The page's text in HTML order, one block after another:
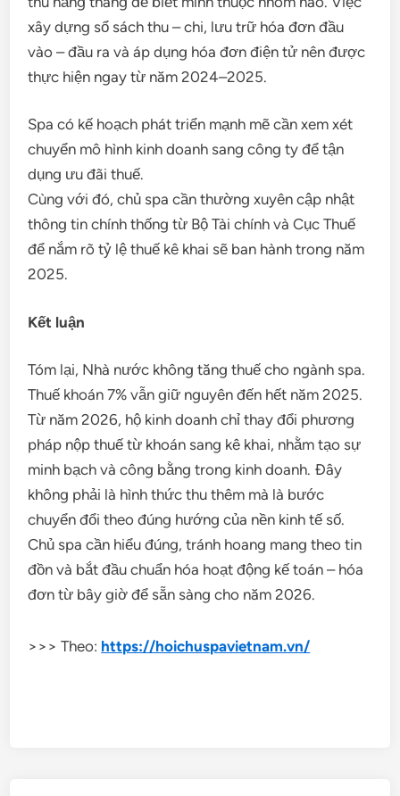
xây dựng sổ sách thu – chi, lưu trữ hóa đơn đầu
vào – đầu ra và áp dụng hóa đơn điện tử nên được
thực hiện ngay từ năm 2024–2025.
Spa có kế hoạch phát triển mạnh mẽ cần xem xét
chuyển mô hình kinh doanh sang công ty để tận
dụng ưu đãi thuế.
Cùng với đó, chủ spa cần thường xuyên cập nhật
thông tin chính thống từ Bộ Tài chính và Cục Thuế
để nắm rõ tỷ lệ thuế kê khai sẽ ban hành trong năm
2025.
Kết luận
Tóm lại, Nhà nước không tăng thuế cho ngành spa.
Thuế khoán 7% vẫn giữ nguyên đến hết năm 2025.
Từ năm 2026, hộ kinh doanh chỉ thay đổi phương
pháp nộp thuế từ khoán sang kê khai, nhằm tạo sự
minh bạch và công bằng trong kinh doanh. Đây
không phải là hình thức thu thêm mà là bước
chuyển đổi theo đúng hướng của nền kinh tế số.
Chủ spa cần hiểu đúng, tránh hoang mang theo tin
đồn và bắt đầu chuẩn hóa hoạt động kế toán – hóa
đơn từ bây giờ để sẵn sàng cho năm 2026.
>>> Theo: https://hoichuspavietnam.vn/